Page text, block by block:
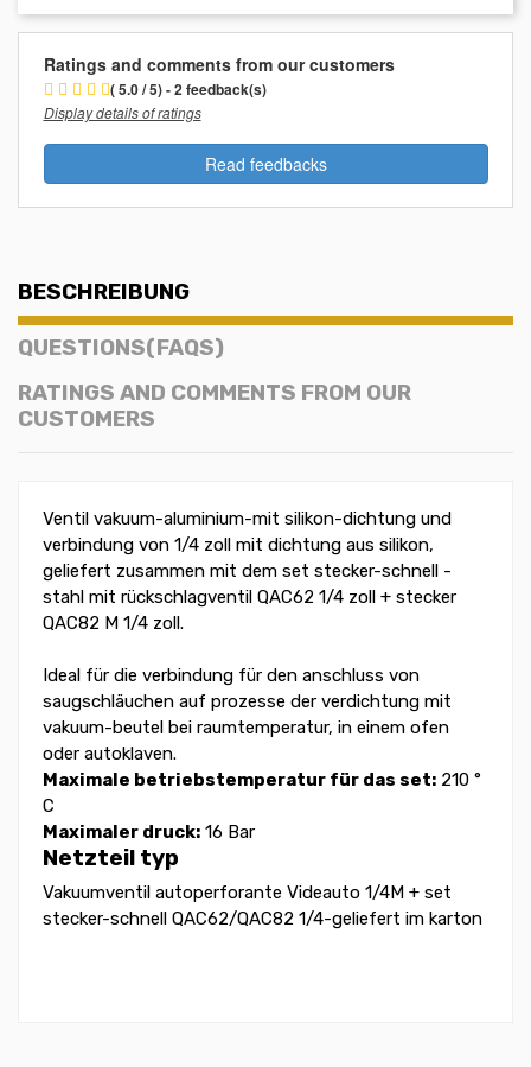
Ratings and comments from our customers
( 5.0 / 5) - 2 feedback(s)
Display details of ratings
Read feedbacks
BESCHREIBUNG
QUESTIONS(FAQS)
RATINGS AND COMMENTS FROM OUR
CUSTOMERS
Ventil vakuum-aluminium-mit silikon-dichtung und
verbindung von 1/4 zoll mit dichtung aus silikon,
geliefert zusammen mit dem set stecker-schnell -
stahl mit rückschlagventil QAC62 1/4 zoll + stecker
QAC82 M 1/4 zoll.
Ideal für die verbindung für den anschluss von
saugschläuchen auf prozesse der verdichtung mit
vakuum-beutel bei raumtemperatur, in einem ofen
oder autoklaven.
Maximale betriebstemperatur für das set: 210 °
C
Maximaler druck: 16 Bar
Netzteil typ
Vakuumventil autoperforante Videauto 1/4M + set
stecker-schnell QAC62/QAC82 1/4-geliefert im karton